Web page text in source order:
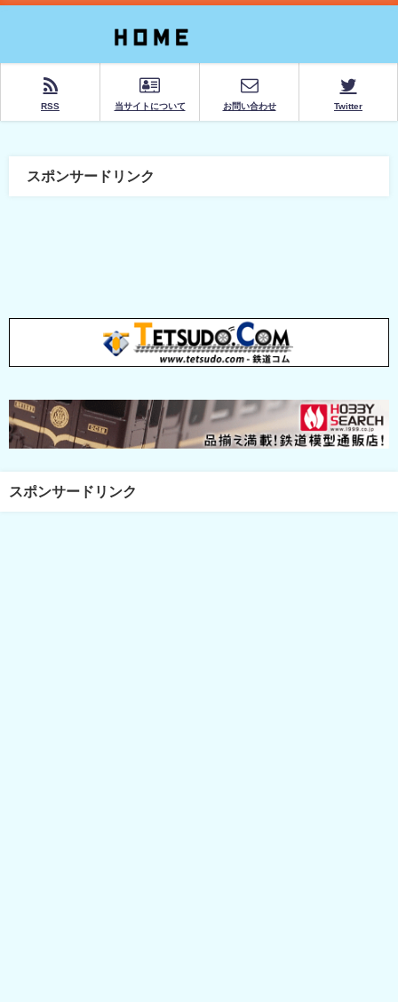
RSS 当サイトについて お問い合わせ Twitter
スポンサードリンク
スポンサードリンク